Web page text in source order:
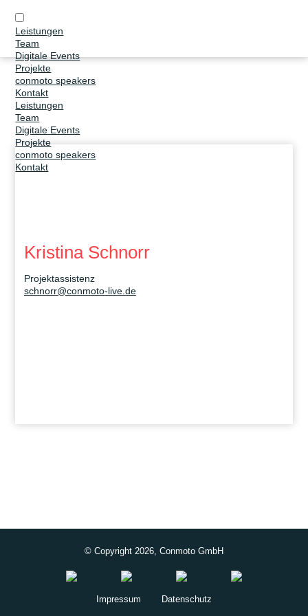
Leistungen
Team
Digitale Events
Projekte
conmoto speakers
Kontakt
Leistungen
Team
Digitale Events
Projekte
conmoto speakers
Kontakt
Kristina Schnorr
Projektassistenz
schnorr@conmoto-live.de
© Copyright 2026, Conmoto GmbH
Impressum Datenschutz